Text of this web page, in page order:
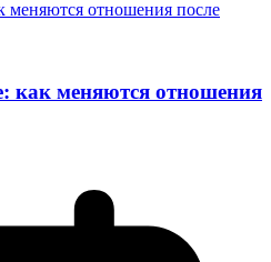
как меняются отношения